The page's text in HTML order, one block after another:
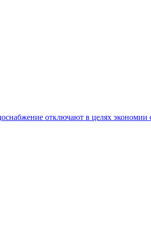
отключают в целях экономии